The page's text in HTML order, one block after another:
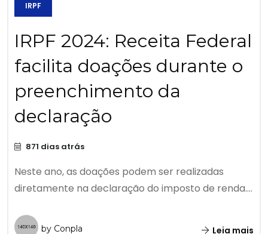
IRPF
IRPF 2024: Receita Federal
facilita doações durante o
preenchimento da
declaração
871 dias atrás
Neste ano, as doações podem ser realizadas
diretamente na declaração do imposto de renda....
by Conpla Leia mais